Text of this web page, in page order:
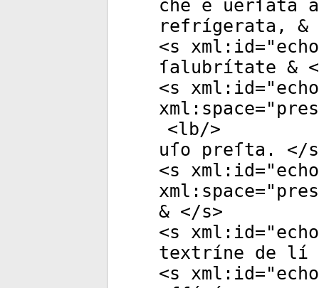
che e uerſata
refrígerata, &
<s xml:id="
ſalubrítate &
<s xml:id="
xml:space="
<lb/>
uſo preſta. </s
<s xml:id="
xml:space="
& </s>
<s xml:id="
textríne de lí
<s xml:id="